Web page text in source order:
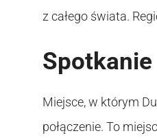
z całego świata.
Spotkanie
Miejsce, w którym
połączenie. To